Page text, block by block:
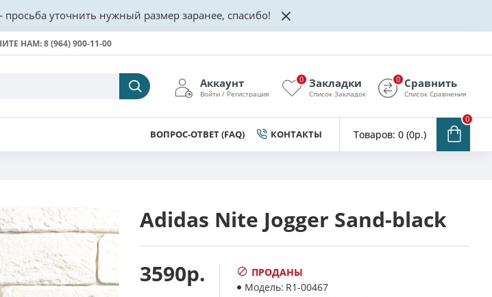
уточнить нужный размер заранее, спасибо!
НАМ: 8 (964) 900-11-00
Аккаунт
Войти / Регистрация
Закладки
Список Закладок
0 Сравнить
Список Сравнения
0
ВОПРОС-ОТВЕТ (FAQ) КОНТАКТЫ Товаров: 0 (0р.)
0
Adidas Nite Jogger Sand-black
3590р.
ПРОДАНЫ
Модель: R1-00467